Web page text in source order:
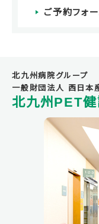
ご予約フォ
北九州病院グループ
一般財団法人 西日本
北九州PET健